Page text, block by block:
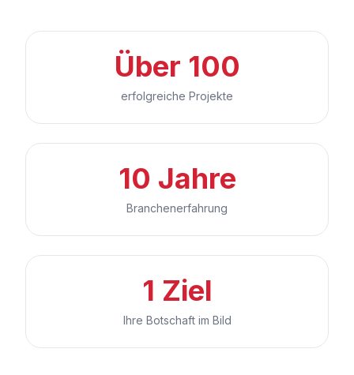
Über 100
erfolgreiche Projekte
10 Jahre
Branchenerfahrung
1 Ziel
Ihre Botschaft im Bild